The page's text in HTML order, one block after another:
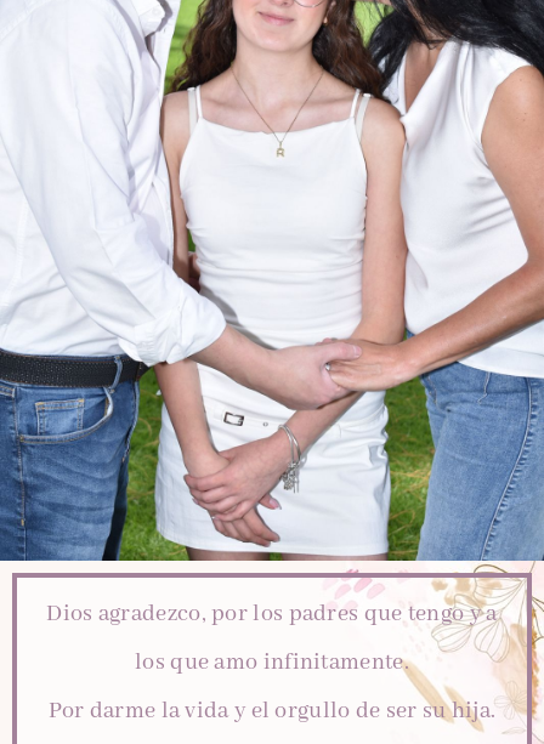
Dios agradezco, por los padres que tengo y a
los que amo infinitamente.
Por darme la vida y el orgullo de ser su hija.